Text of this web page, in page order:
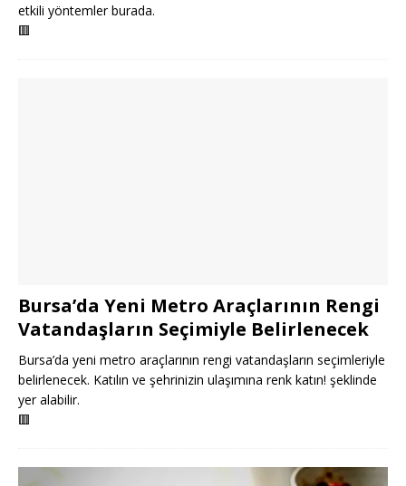
etkili yöntemler burada.
🟥
Bursa’da Yeni Metro Araçlarının Rengi
Vatandaşların Seçimiyle Belirlenecek
Bursa’da yeni metro araçlarının rengi vatandaşların seçimleriyle
belirlenecek. Katılın ve şehrinizin ulaşımına renk katın! şeklinde
yer alabilir.
🟥